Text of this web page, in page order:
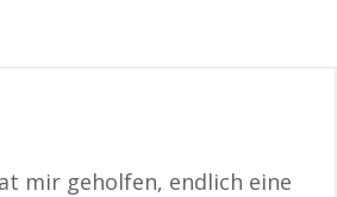
mir geholfen, endlich eine